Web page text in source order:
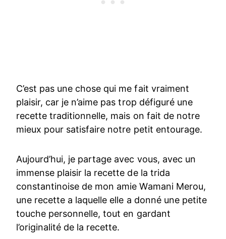
C’est pas une chose qui me fait vraiment
plaisir, car je n’aime pas trop défiguré une
recette traditionnelle, mais on fait de notre
mieux pour satisfaire notre petit entourage.
Aujourd’hui, je partage avec vous, avec un
immense plaisir la recette de la trida
constantinoise de mon amie Wamani Merou,
une recette a laquelle elle a donné une petite
touche personnelle, tout en gardant
l’originalité de la recette.